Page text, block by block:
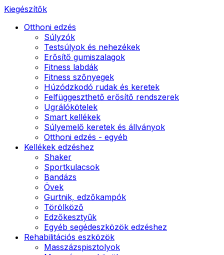
Kiegészítők
Otthoni edzés
Súlyzók
Testsúlyok és nehezékek
Erősítő gumiszalagok
Fitness labdák
Fitness szőnyegek
Húzódzkodó rudak és keretek
Felfüggeszthető erősítő rendszerek
Ugrálókötelek
Smart kellékek
Súlyemelő keretek és állványok
Otthoni edzés - egyéb
Kellékek edzéshez
Shaker
Sportkulacsok
Bandázs
Övek
Gurtnik, edzőkampók
Törölköző
Edzőkesztyűk
Egyéb segédeszközök edzéshez
Rehabilitációs eszközök
Masszázspisztolyok